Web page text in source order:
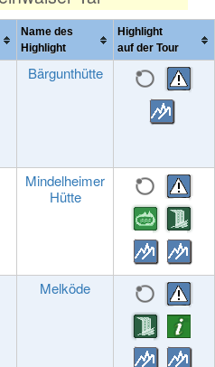
Name des
Highlight
Highlight
auf der Tour
Bärgunthütte
Mindelheimer
Hütte
Melköde